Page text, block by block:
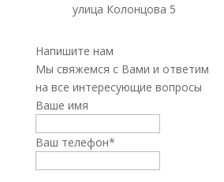
улица Колонцова 5
Напишите нам
Мы свяжемся с Вами и ответим
на все интересующие вопросы
Ваше имя
Ваш телефон*